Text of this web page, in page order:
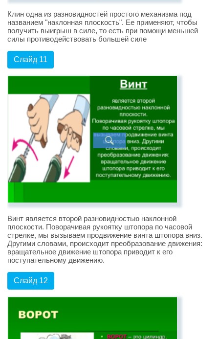
Клин одна из разновидностей простого механизма под
названием "наклонная плоскость". Ее применяют, чтобы
получить выигрыш в силе, то есть при помощи меньшей
силы противодействовать большей силе
Слайд 11
Винт является второй разновидностью наклонной
плоскости. Поворачивая рукоятку штопора по часовой
стрелке, мы вызываем продвижение винта штопора вниз.
Другими словами, происходит преобразование движения:
вращательное движение штопора приводит к его
поступательному движению.
Слайд 12